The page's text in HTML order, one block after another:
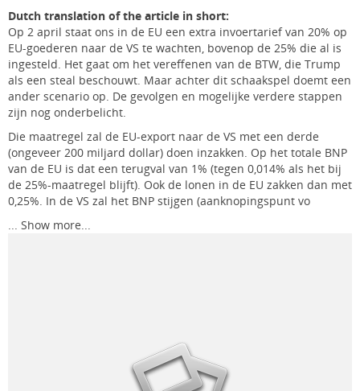
Dutch translation of the article in short:
Op 2 april staat ons in de EU een extra invoertarief van 20% op
EU-goederen naar de VS te wachten, bovenop de 25% die al is
ingesteld. Het gaat om het vereffenen van de BTW, die Trump
als een steal beschouwt. Maar achter dit schaakspel doemt een
ander scenario op. De gevolgen en mogelijke verdere stappen
zijn nog onderbelicht.
Die maatregel zal de EU-export naar de VS met een derde
(ongeveer 200 miljard dollar) doen inzakken. Op het totale BNP
van de EU is dat een terugval van 1% (tegen 0,014% als het bij
de 25%-maatregel blijft). Ook de lonen in de EU zakken dan met
0,25%. In de VS zal het BNP stijgen (aanknopingspunt vo
... Show more...